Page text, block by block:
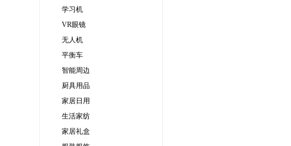
学习机
VR眼镜
无人机
平衡车
智能周边
厨具用品
家居日用
生活家纺
家居礼盒